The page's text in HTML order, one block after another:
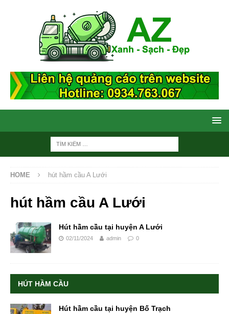
HOME hút hầm cầu A Lưới
hút hầm cầu A Lưới
Hút hầm cầu tại huyện A Lưới
02/11/2024 admin 0
HÚT HẦM CẦU
Hút hầm cầu tại huyện Bố Trạch